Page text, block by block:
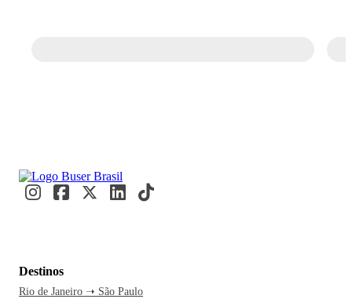
Destinos
Rio de Janeiro ➝ São Paulo